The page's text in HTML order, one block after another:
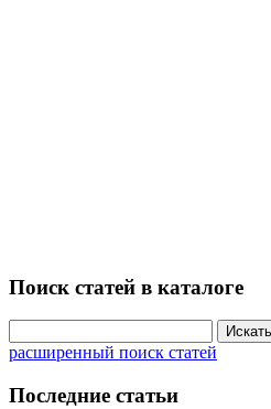
Поиск статей в каталоге
расширенный поиск статей
Последние статьи